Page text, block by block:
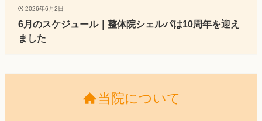
2026年6月2日
6月のスケジュール｜整体院シェルパは10周年を迎え
ました
当院について